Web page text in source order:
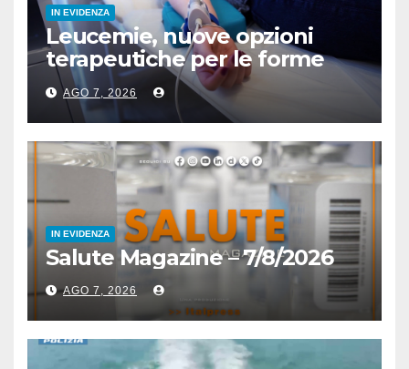
IN EVIDENZA
Leucemie, nuove opzioni
terapeutiche per le forme
acute
AGO 7, 2026
IN EVIDENZA
Salute Magazine – 7/8/2026
AGO 7, 2026